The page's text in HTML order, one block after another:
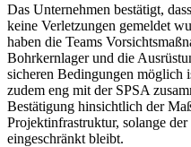
Das Unternehmen bestätigt,
keine Verletzungen gemeldet
haben die Teams
Bohrkernlager und die
sicheren Bedingungen möglich
zudem eng mit der SPSA
Bestätigung hinsichtlich der
Projektinfrastruktur, solange
eingeschränkt bleibt.